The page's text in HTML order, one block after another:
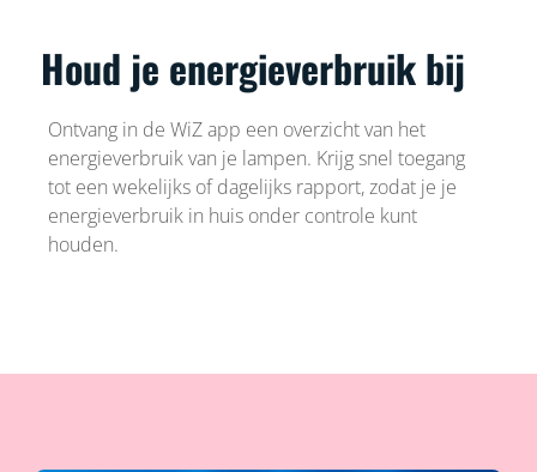
Houd je energieverbruik bij
Ontvang in de WiZ app een overzicht van het
energieverbruik van je lampen. Krijg snel toegang
tot een wekelijks of dagelijks rapport, zodat je je
energieverbruik in huis onder controle kunt
houden.